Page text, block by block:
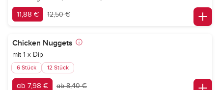
11,88 € 12,50 €
Chicken Nuggets
mit 1 x Dip
6 Stück 12 Stück
ab 7,98 € ab 8,40 €